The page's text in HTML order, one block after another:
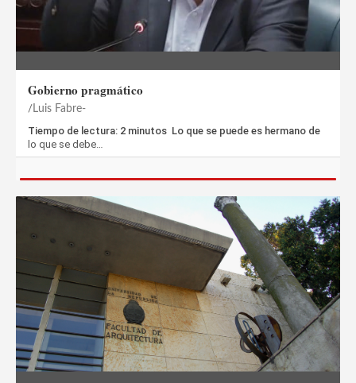
Gobierno pragmático
Luis Fabre-
Tiempo de lectura: 2 minutos Lo que se puede es hermano de
lo que se debe…